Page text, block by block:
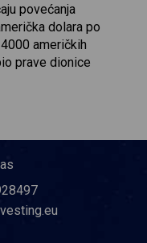
povećanja
dolara po
američkih
prave dionice